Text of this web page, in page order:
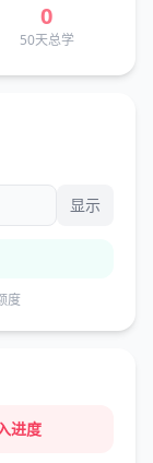
0
50天总学
显示
度
进度